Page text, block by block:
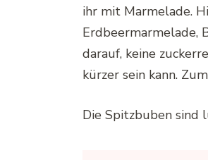
ihr mit Marmelade.
Erdbeermarmelade,
darauf, keine
kürzer sein kann.
Die Spitzbuben sind